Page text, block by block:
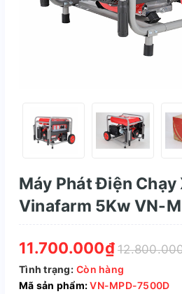
Máy Phát Điện Chạy
Vinafarm 5Kw VN-
11.700.000₫
Tình trạng: Còn hàng
Mã sản phẩm:VN-MPD-7500D